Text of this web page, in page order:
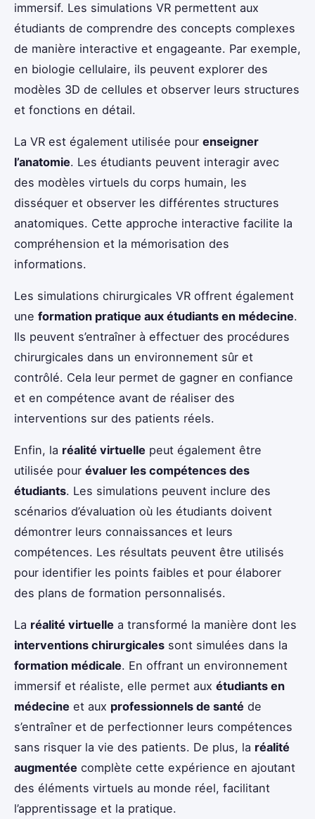
immersif. Les simulations VR permettent aux
étudiants de comprendre des concepts complexes
de manière interactive et engageante. Par exemple,
en biologie cellulaire, ils peuvent explorer des
modèles 3D de cellules et observer leurs structures
et fonctions en détail.
La VR est également utilisée pour enseigner
l’anatomie. Les étudiants peuvent interagir avec
des modèles virtuels du corps humain, les
disséquer et observer les différentes structures
anatomiques. Cette approche interactive facilite la
compréhension et la mémorisation des
informations.
Les simulations chirurgicales VR offrent également
une formation pratique aux étudiants en médecine.
Ils peuvent s’entraîner à effectuer des procédures
chirurgicales dans un environnement sûr et
contrôlé. Cela leur permet de gagner en confiance
et en compétence avant de réaliser des
interventions sur des patients réels.
Enfin, la réalité virtuelle peut également être
utilisée pour évaluer les compétences des
étudiants. Les simulations peuvent inclure des
scénarios d’évaluation où les étudiants doivent
démontrer leurs connaissances et leurs
compétences. Les résultats peuvent être utilisés
pour identifier les points faibles et pour élaborer
des plans de formation personnalisés.
La réalité virtuelle a transformé la manière dont les
interventions chirurgicales sont simulées dans la
formation médicale. En offrant un environnement
immersif et réaliste, elle permet aux étudiants en
médecine et aux professionnels de santé de
s’entraîner et de perfectionner leurs compétences
sans risquer la vie des patients. De plus, la réalité
augmentée complète cette expérience en ajoutant
des éléments virtuels au monde réel, facilitant
l’apprentissage et la pratique.